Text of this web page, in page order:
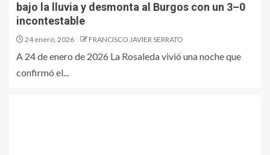
bajo la lluvia y desmonta al Burgos con un 3–0
incontestable
24 enero, 2026 FRANCISCO JAVIER SERRATO
A 24 de enero de 2026 La Rosaleda vivió una noche que
confirmó el...